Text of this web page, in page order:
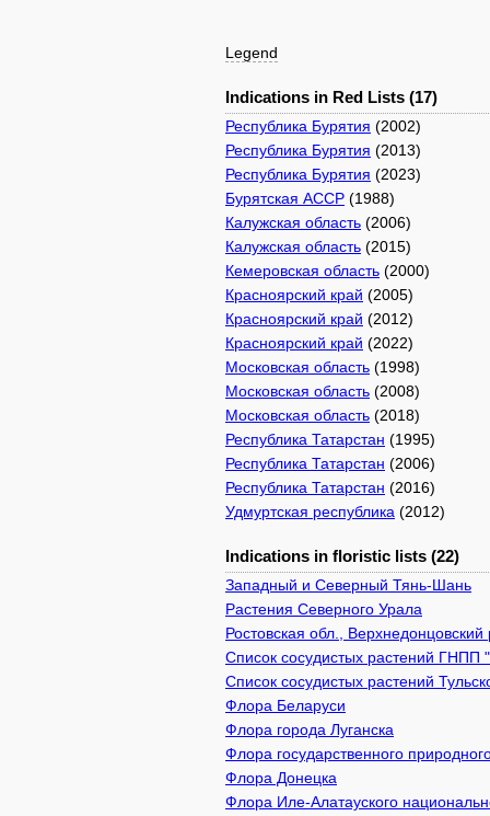
Legend
Indications in Red Lists (17)
Республика Бурятия (2002)
Республика Бурятия (2013)
Республика Бурятия (2023)
Бурятская АССР (1988)
Калужская область (2006)
Калужская область (2015)
Кемеровская область (2000)
Красноярский край (2005)
Красноярский край (2012)
Красноярский край (2022)
Московская область (1998)
Московская область (2008)
Московская область (2018)
Республика Татарстан (1995)
Республика Татарстан (2006)
Республика Татарстан (2016)
Удмуртская республика (2012)
Indications in floristic lists (22)
Западный и Северный Тянь-Шань
Растения Северного Урала
Ростовская обл.,
Список сосудистых растений ГНПП
Список сосудистых растений
Флора Беларуси
Флора города Луганска
Флора государственного
Флора Донецка
Флора Иле-Алатауского